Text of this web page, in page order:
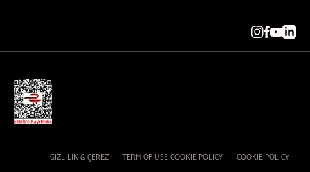
GİZLİLİK & ÇEREZ TERM OF USE COOKIE POLICY COOKIE POLICY